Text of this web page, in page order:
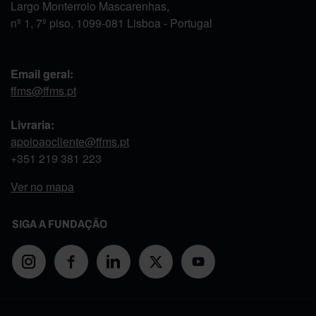
Largo Monterroio Mascarenhas,
nº 1, 7º piso, 1099-081 Lisboa - Portugal
Email geral:
ffms@ffms.pt
Livraria:
apoioaocliente@ffms.pt
+351 219 381 223
Ver no mapa
SIGA A FUNDAÇÃO